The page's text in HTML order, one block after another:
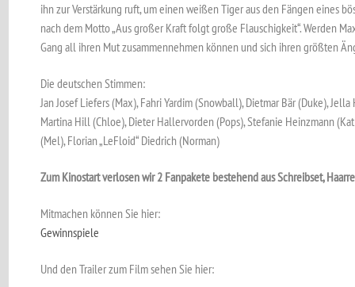
ihn zur Verstärkung ruft, um einen weißen Tiger aus den Fängen eines
nach dem Motto „Aus großer Kraft folgt große Flauschigkeit“. Werden
Gang all ihren Mut zusammennehmen können und sich ihren größten
Die deutschen Stimmen:
Jan Josef Liefers (Max), Fahri Yardim (Snowball), Dietmar Bär (Duke),
Martina Hill (Chloe), Dieter Hallervorden (Pops), Stefanie Heinzmann
(Mel), Florian „LeFloid“ Diedrich (Norman)
Zum Kinostart verlosen wir 2 Fanpakete bestehend aus Schreibset,
Mitmachen können Sie hier:
Gewinnspiele
Und den Trailer zum Film sehen Sie hier: